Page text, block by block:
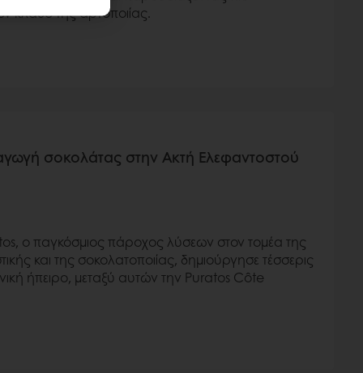
κλάδο της αρτοποιίας.
σοκολάτας στην Ακτή Ελεφαντοστού
ο παγκόσμιος πάροχος λύσεων στον τομέα της
και της σοκολατοποιίας, δημιούργησε τέσσερις
ήπειρο, μεταξύ αυτών την Puratos Côte